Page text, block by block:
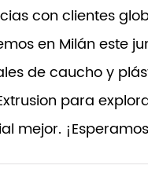
con clientes
en Milán este
de caucho y
para
mejor.